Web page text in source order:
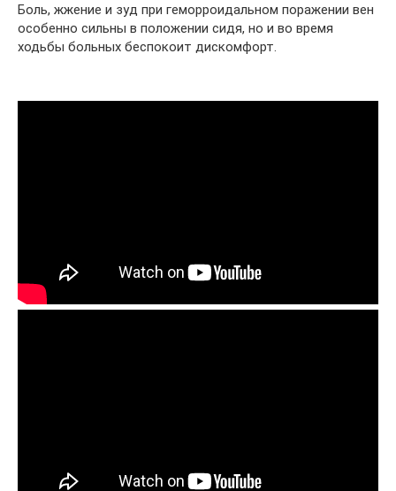
Боль, жжение и зуд при геморроидальном поражении вен
особенно сильны в положении сидя, но и во время
ходьбы больных беспокоит дискомфорт.